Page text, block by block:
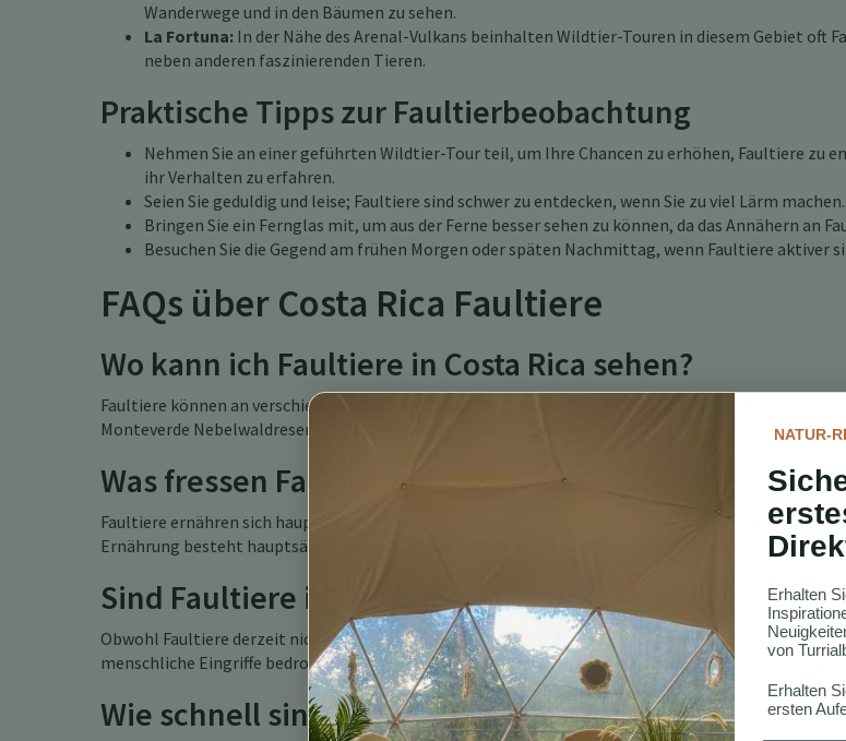
Wanderwege und in den Bäumen zu sehen.
La Fortuna: In der Nähe des Arenal-Vulkans beinhalten Wildtier-Touren in diesem Gebiet oft
neben anderen faszinierenden Tieren.
Praktische Tipps zur Faultierbeobachtung
Nehmen Sie an einer geführten Wildtier-Tour teil, um Ihre Chancen zu erhöhen, Faultiere zu
ihr Verhalten zu erfahren.
Seien Sie geduldig und leise; Faultiere sind schwer zu entdecken, wenn Sie zu viel Lärm machen.
Bringen Sie ein Fernglas mit, um aus der Ferne besser sehen zu können, da das Annähern an
Besuchen Sie die Gegend am frühen Morgen oder späten Nachmittag, wenn Faultiere aktiver
FAQs über Costa Rica Faultiere
Wo kann ich Faultiere in Costa Rica sehen?
Faultiere können an verschiedenen Orten in Costa Rica gesehen werden, darunter der Manuel
Monteverde Nebelwaldreservat und der Cahuita Nationalpark.
Was fressen Faultiere in Costa Rica?
Faultiere ernähren sich hauptsächlich von Blättern, Früchten und Blumen, die in den Baumkronen
Ernährung besteht hauptsächlich aus Laub, das ihnen die Nährstoffe liefert, die sie zum Überleben
Sind Faultiere in Costa Rica gefährdet?
Obwohl Faultiere derzeit nicht als gefährdet eingestuft sind, sind ihre Populationen durch
menschliche Eingriffe bedroht. Naturschutzbemühungen sind entscheidend, um ihre Lebensräume
Wie schnell sind Faultiere in Costa Rica?
NATUR-
Erhalten
von
Erhalten
ersten